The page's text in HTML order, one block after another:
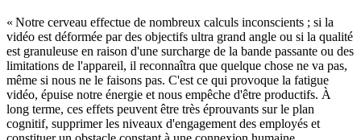
« Notre cerveau effectue de nombreux calculs inconscients ; si la
vidéo est déformée par des objectifs ultra grand angle ou si la qualité
est granuleuse en raison d'une surcharge de la bande passante ou des
limitations de l'appareil, il reconnaîtra que quelque chose ne va pas,
même si nous ne le faisons pas. C'est ce qui provoque la fatigue
vidéo, épuise notre énergie et nous empêche d'être productifs. À
long terme, ces effets peuvent être très éprouvants sur le plan
cognitif, supprimer les niveaux d'engagement des employés et